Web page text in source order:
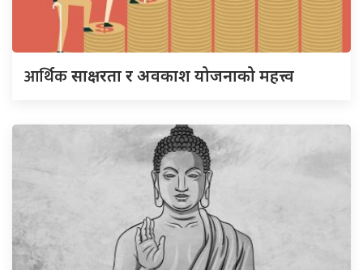
आर्थिकसाक्षरता र अवकाश योजनाको महत्त्व